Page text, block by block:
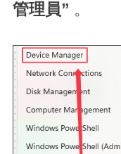
管理員” 。